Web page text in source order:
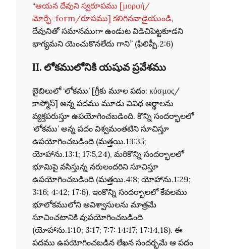
“ఆయన దేవుని స్వరూపము [μορφή/
మోర్ఫే=form/రూపము] కలిగినవాడైయుండి,
దేవునితో సమానముగా ఉండుట విడిచిపెట్టకూడని
భాగ్యమని యెంచుకొనలేదు గాని” (ఫిలిప్పీ.2:6)
II. లోకములోనికి యషువ ప్రవేశము
బైబిలులో ‘లోకము’ [గ్రీకు మూల పదం: κόσμος/
కాస్మోస్] అన్న పదము మూడు వివిధ అర్థాలను
వ్యక్తపరుస్తూ ఉపయోగించబడింది. కొన్ని సందర్భాలలో
‘లోకము’ అన్న పదం విశ్వమంతటిని సూచిస్తూ
ఉపయోగించబడింది (మత్తయి.13:35;
యోహాను.13:1; 17:5,24), మరికొన్ని సందర్భాలలో
భూమిపై వసిస్తున్న నరులందరిని సూచిస్తూ
ఉపయోగించబడింది (మత్తయి.4:8; యోహాను.1:29;
3:16; 4:42; 17:6), ఇంకొన్ని సందర్భాలలో కేవలము
భూలోకములోని అవిశ్వాసులను మాత్రమే
సూచించటానికి వుపయోగించబడింది
(యోహాను.1:10; 3:17; 7:7: 14:17; 17:14,18). ఈ
పదము ఉపయోగించబడిన లేఖన సందర్భమే ఆ పదం